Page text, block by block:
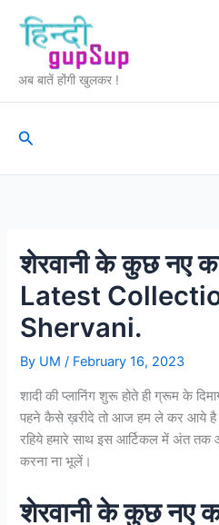
content
अब बातें होंगी खुलकर !
Search
शेरवानी के कुछ नए
Latest
Shervani.
By UM/ February 16, 2023
शादी की प्लानिंग शुरू होते ही ग्रूम के
पहने कैसे ख़रीदे तो आज हम ले कर आये
रहिये हमारे साथ इस आर्टिकल में अंत
करना ना भूलें।
शेरवानी के कुछ नए